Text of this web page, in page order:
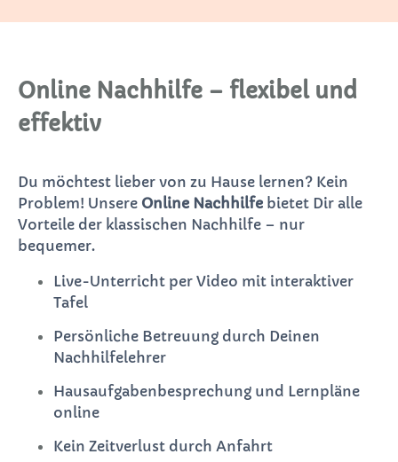
Online Nachhilfe – flexibel und
effektiv
Du möchtest lieber von zu Hause lernen? Kein
Problem! Unsere Online Nachhilfe bietet Dir alle
Vorteile der klassischen Nachhilfe – nur
bequemer.
Live-Unterricht per Video mit interaktiver
Tafel
Persönliche Betreuung durch Deinen
Nachhilfelehrer
Hausaufgabenbesprechung und Lernpläne
online
Kein Zeitverlust durch Anfahrt